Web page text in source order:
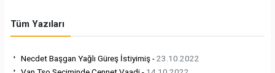
Tüm Yazıları
Necdet Başgan Yağlı Güreş İstiyimiş -23.10.2022